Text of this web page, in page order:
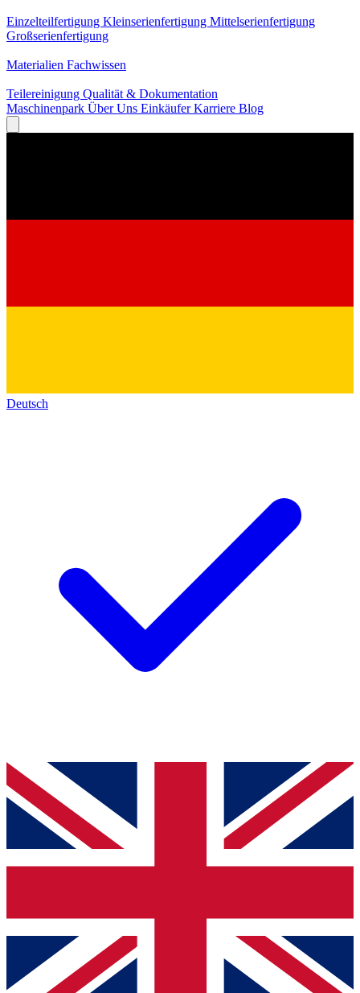
Einzelteilfertigung Kleinserienfertigung Mittelserienfertigung
Großserienfertigung
Materialien Fachwissen
Teilereinigung Qualität & Dokumentation
Maschinenpark Über Uns EinkäuferKarriere Blog
Deutsch